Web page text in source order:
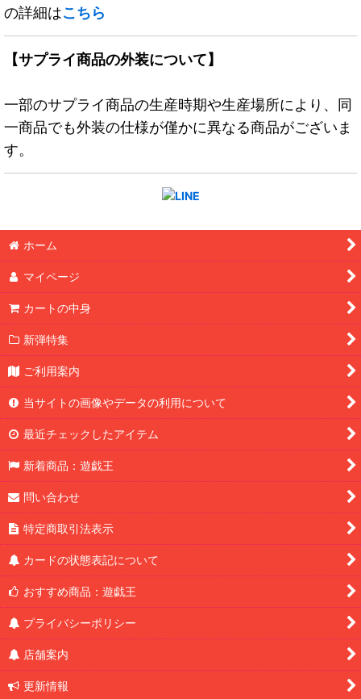
の詳細はこちら
【サプライ商品の外装について】
一部のサプライ商品の生産時期や生産場所により、同
一商品でも外装の仕様が僅かに異なる商品がございま
す。
ホーム
マイページ
カートの中身
新弾特集
ご利用案内
当サイトの画像やデータの利用について
最近チェックしたアイテム
新着商品：遊戯王
問い合わせ
特定商取引法表示
カードの状態表記について
おすすめ商品：遊戯王
プライバシーポリシー
店舗案内
更新情報